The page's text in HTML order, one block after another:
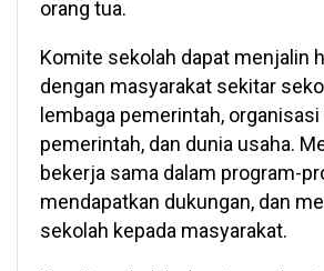
orang tua.
Komite sekolah dapat menjalin
dengan masyarakat sekitar
lembaga pemerintah, organisasi
pemerintah, dan dunia usaha.
bekerja sama dalam program-
mendapatkan dukungan, dan
sekolah kepada masyarakat.